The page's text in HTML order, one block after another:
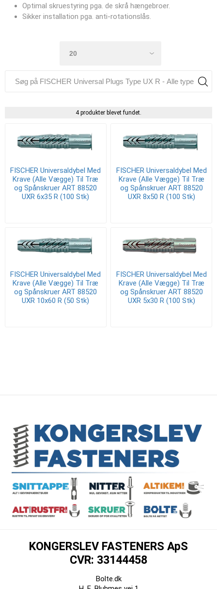
Optimal skruestyring pga. de skrå hængebroer.
Sikker installation pga. anti-rotationslås.
4 produkter blevet fundet.
FISCHER Universaldybel Med
Krave (Alle Vægge) Til Træ
og Spånskruer ART 88520
UXR 6x35 R (100 Stk)
FISCHER Universaldybel Med
Krave (Alle Vægge) Til Træ
og Spånskruer ART 88520
UXR 8x50 R (100 Stk)
FISCHER Universaldybel Med
Krave (Alle Vægge) Til Træ
og Spånskruer ART 88520
UXR 10x60 R (50 Stk)
FISCHER Universaldybel Med
Krave (Alle Vægge) Til Træ
og Spånskruer ART 88520
UXR 5x30 R (100 Stk)
KONGERSLEV FASTENERS ApS
CVR: 33144458
Bolte.dk